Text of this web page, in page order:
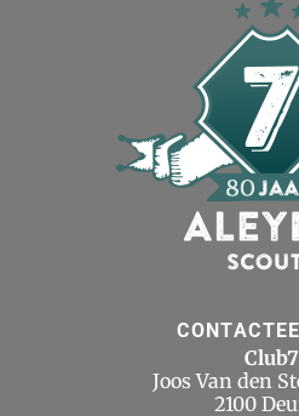
Club7
Joos Van den
2100